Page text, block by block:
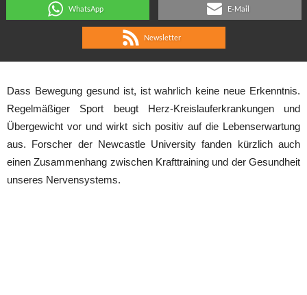
WhatsApp E-Mail
Newsletter
Dass Bewegung gesund ist, ist wahrlich keine neue Erkenntnis.
Regelmäßiger Sport beugt Herz-Kreislauferkrankungen und
Übergewicht vor und wirkt sich positiv auf die Lebenserwartung
aus. Forscher der Newcastle University fanden kürzlich auch
einen Zusammenhang zwischen Krafttraining und der Gesundheit
unseres Nervensystems.